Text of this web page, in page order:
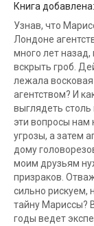
Книга
Узнав, что
Лондоне
много лет
вскрыть гроб.
лежала
агентством? И
выглядеть
эти вопросы нам
угрозы, а затем
дому
моим друзьям
призраков.
сильно рискуем,
тайну Мариссы?
годы ведет